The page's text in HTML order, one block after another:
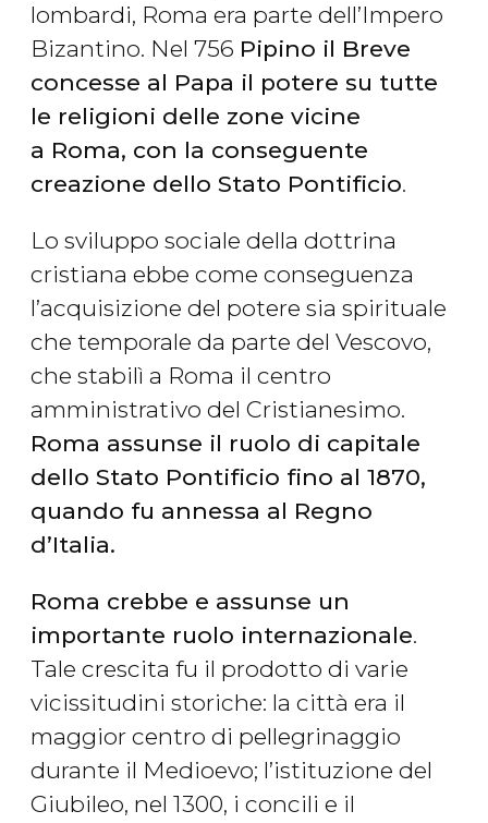
lombardi, Roma era parte dell’Impero
Bizantino. Nel 756 Pipino il Breve
concesse al Papa il potere su tutte
le religioni delle zone vicine
a Roma, con la conseguente
creazione dello Stato Pontificio.
Lo sviluppo sociale della dottrina
cristiana ebbe come conseguenza
l’acquisizione del potere sia spirituale
che temporale da parte del Vescovo,
che stabilì a Roma il centro
amministrativo del Cristianesimo.
Roma assunse il ruolo di capitale
dello Stato Pontificio fino al 1870,
quando fu annessa al Regno
d’Italia.
Roma crebbe e assunse un
importante ruolo internazionale.
Tale crescita fu il prodotto di varie
vicissitudini storiche: la città era il
maggior centro di pellegrinaggio
durante il Medioevo; l’istituzione del
Giubileo, nel 1300, i concili e il